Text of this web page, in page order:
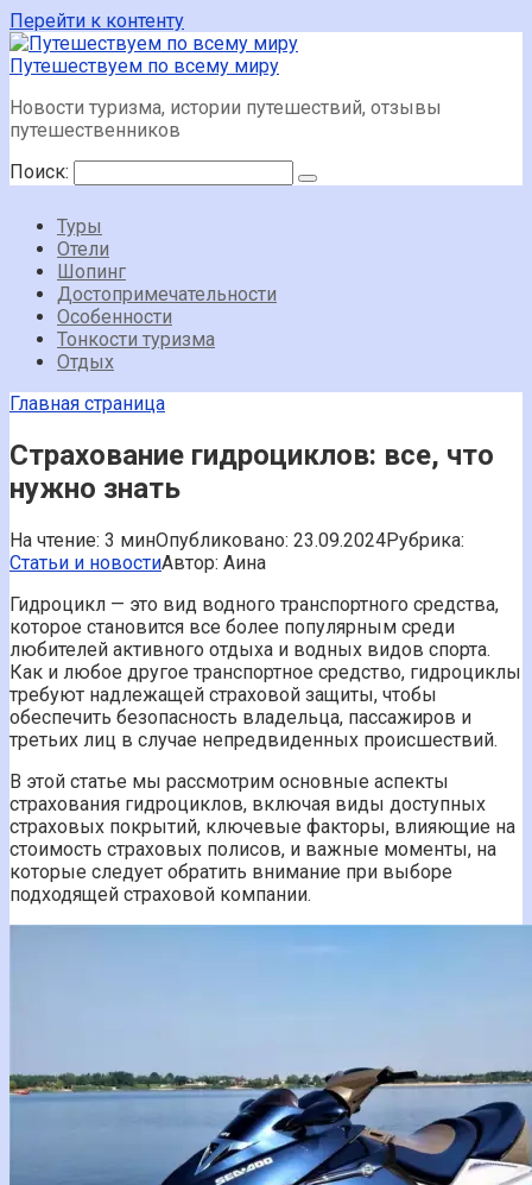
Перейти к контенту
Путешествуем по всему миру
Новости туризма, истории путешествий, отзывы
путешественников
Поиск:
Туры
Отели
Шопинг
Достопримечательности
Особенности
Тонкости туризма
Отдых
Главная страница
Страхование гидроциклов: все, что
нужно знать
На чтение: 3 минОпубликовано: 23.09.2024Рубрика:
Статьи и новостиАвтор: Аина
Гидроцикл — это вид водного транспортного средства,
которое становится все более популярным среди
любителей активного отдыха и водных видов спорта.
Как и любое другое транспортное средство, гидроциклы
требуют надлежащей страховой защиты, чтобы
обеспечить безопасность владельца, пассажиров и
третьих лиц в случае непредвиденных происшествий.
В этой статье мы рассмотрим основные аспекты
страхования гидроциклов, включая виды доступных
страховых покрытий, ключевые факторы, влияющие на
стоимость страховых полисов, и важные моменты, на
которые следует обратить внимание при выборе
подходящей страховой компании.